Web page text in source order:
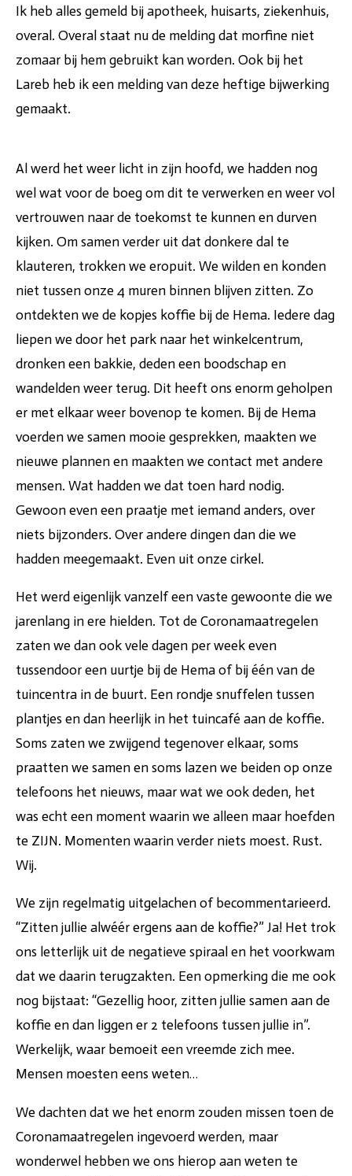
Ik heb alles gemeld bij apotheek, huisarts, ziekenhuis,
overal. Overal staat nu de melding dat morfine niet
zomaar bij hem gebruikt kan worden. Ook bij het
Lareb heb ik een melding van deze heftige bijwerking
gemaakt.
Al werd het weer licht in zijn hoofd, we hadden nog
wel wat voor de boeg om dit te verwerken en weer vol
vertrouwen naar de toekomst te kunnen en durven
kijken. Om samen verder uit dat donkere dal te
klauteren, trokken we eropuit. We wilden en konden
niet tussen onze 4 muren binnen blijven zitten. Zo
ontdekten we de kopjes koffie bij de Hema. Iedere dag
liepen we door het park naar het winkelcentrum,
dronken een bakkie, deden een boodschap en
wandelden weer terug. Dit heeft ons enorm geholpen
er met elkaar weer bovenop te komen. Bij de Hema
voerden we samen mooie gesprekken, maakten we
nieuwe plannen en maakten we contact met andere
mensen. Wat hadden we dat toen hard nodig.
Gewoon even een praatje met iemand anders, over
niets bijzonders. Over andere dingen dan die we
hadden meegemaakt. Even uit onze cirkel.
Het werd eigenlijk vanzelf een vaste gewoonte die we
jarenlang in ere hielden. Tot de Coronamaatregelen
zaten we dan ook vele dagen per week even
tussendoor een uurtje bij de Hema of bij één van de
tuincentra in de buurt. Een rondje snuffelen tussen
plantjes en dan heerlijk in het tuincafé aan de koffie.
Soms zaten we zwijgend tegenover elkaar, soms
praatten we samen en soms lazen we beiden op onze
telefoons het nieuws, maar wat we ook deden, het
was echt een moment waarin we alleen maar hoefden
te ZIJN. Momenten waarin verder niets moest. Rust.
Wij.
We zijn regelmatig uitgelachen of becommentarieerd.
“Zitten jullie alwéér ergens aan de koffie?” Ja! Het trok
ons letterlijk uit de negatieve spiraal en het voorkwam
dat we daarin terugzakten. Een opmerking die me ook
nog bijstaat: “Gezellig hoor, zitten jullie samen aan de
koffie en dan liggen er 2 telefoons tussen jullie in”.
Werkelijk, waar bemoeit een vreemde zich mee.
Mensen moesten eens weten…
We dachten dat we het enorm zouden missen toen de
Coronamaatregelen ingevoerd werden, maar
wonderwel hebben we ons hierop aan weten te